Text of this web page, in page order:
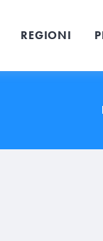
REGIONI